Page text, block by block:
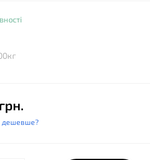
дешевше?